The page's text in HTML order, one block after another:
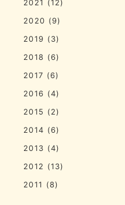
2021 (12)
2020 (9)
2019 (3)
2018 (6)
2017 (6)
2016 (4)
2015 (2)
2014 (6)
2013 (4)
2012 (13)
2011 (8)